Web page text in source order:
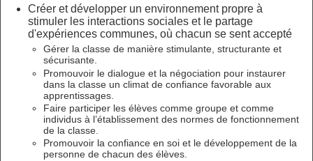
Créer et développer un environnement propre à
stimuler les interactions sociales et le partage
d'expériences communes, où chacun se sent accepté
Gérer la classe de manière stimulante, structurante et
sécurisante.
Promouvoir le dialogue et la négociation pour instaurer
dans la classe un climat de confiance favorable aux
apprentissages.
Faire participer les élèves comme groupe et comme
individus à l’établissement des normes de fonctionnement
de la classe.
Promouvoir la confiance en soi et le développement de la
personne de chacun des élèves.